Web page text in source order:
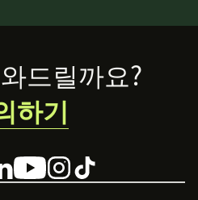
드릴까요?
하기